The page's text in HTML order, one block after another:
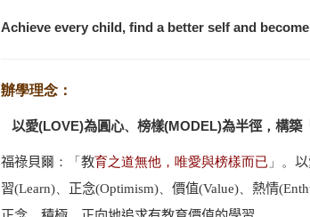
Achieve every child, find a better self and
辦學理念：
以愛(LOVE)為圓心、 榜樣(MODEL)為半徑， 構築「
福祿貝爾： 「 教育之道無他，唯愛與榜樣而已 」。
習(Learn)、 正念(Optimism)、 價值(Value)、 熱情